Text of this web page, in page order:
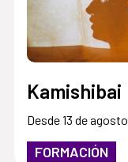
Kamishibai
Desde 13 de
FORMACIÓN